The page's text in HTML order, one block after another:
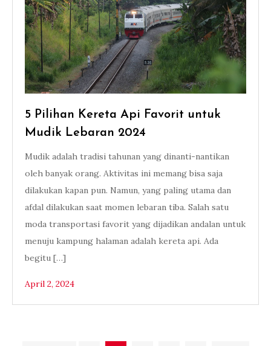
5 Pilihan Kereta Api Favorit untuk
Mudik Lebaran 2024
Mudik adalah tradisi tahunan yang dinanti-nantikan
oleh banyak orang. Aktivitas ini memang bisa saja
dilakukan kapan pun. Namun, yang paling utama dan
afdal dilakukan saat momen lebaran tiba. Salah satu
moda transportasi favorit yang dijadikan andalan untuk
menuju kampung halaman adalah kereta api. Ada
begitu […]
April 2, 2024